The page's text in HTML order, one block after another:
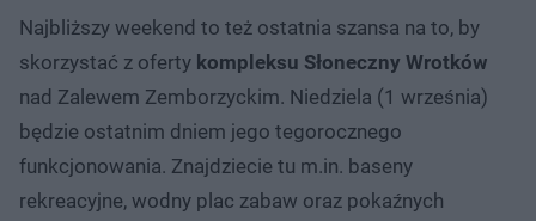
Najbliższy weekend to też ostatnia szansa na to, by
skorzystać z oferty kompleksu Słoneczny Wrotków
nad Zalewem Zemborzyckim. Niedziela (1 września)
będzie ostatnim dniem jego tegorocznego
funkcjonowania. Znajdziecie tu m.in. baseny
rekreacyjne, wodny plac zabaw oraz pokaźnych